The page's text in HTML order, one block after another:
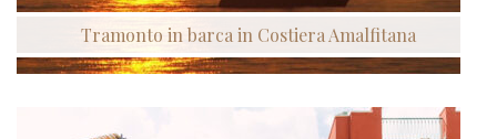
Tramonto in barca in Costiera Amalfitana